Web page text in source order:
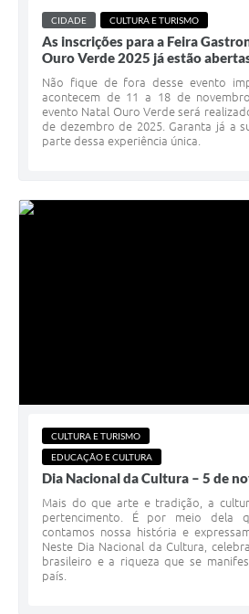
CIDADE CULTURA E TURISMO
As inscrições para a Feira
Ouro Verde 2025 já estão
Não fique de fora desse evento
acontecem de 11 a 18 de
evento Natal Ouro Verde será
de dezembro de 2025. Garanta já a
parte dessa experiência única.
CULTURA E TURISMO
EDUCAÇÃO E CULTURA
Dia Nacional da Cultura – 5 de
Mais do que arte e tradição, a
pertencimento. É por meio dela
contamos nossa história e
Neste Dia Nacional da Cultura,
brasileiro e a riqueza que se
país.